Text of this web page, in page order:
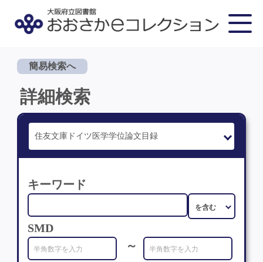
簡易検索へ
詳細検索
キーワード
SMD
～